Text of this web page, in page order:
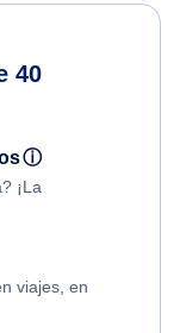
40
ⓘ
¡La
viajes, en